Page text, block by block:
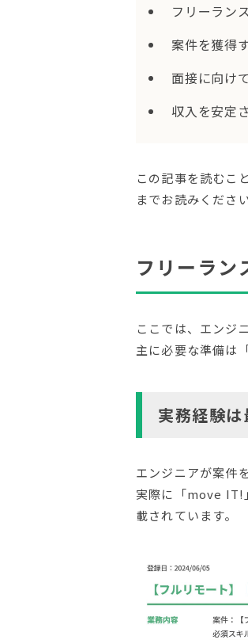
フリーラン
案件を獲得
面接に向け
収入を安定
この記事を読むこ
までお読みください
フリーラン
ここでは、エンジ
主に必要な準備は
実務経験
エンジニアが案件
実際に「move IT!
載されています。